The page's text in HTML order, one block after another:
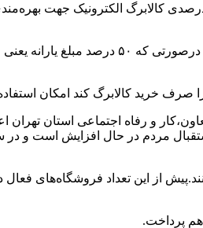
مردم در حال افزایش است و
پرداخت.